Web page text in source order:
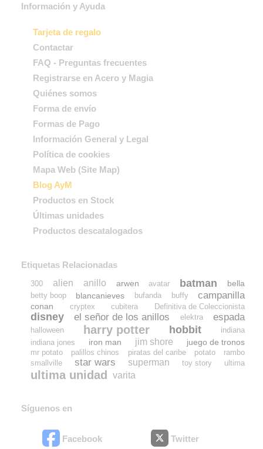
Información y Ayuda
Tarjeta de regalo
Contactar
FAQ - Preguntas frecuentes
Registrarse en Acero y Magia
Quiénes somos
Forma de envío
Formas de Pago
Información General y Legal
Política de cookies
Mapa Web (Site Map)
Blog AyM
Productos en Stock
Últimas unidades
Productos descatalogados
Etiquetas Relacionadas
300 alien anillo arwen avatar batman bella
betty boop blancanieves bufanda buffy campanilla
conan cryptex cubitera Definitiva de Coleccionista
disney el señor de los anillos elektra espada
halloween harry potter hobbit
indiana
indiana jones
iron man jim shore juego de tronos
mr potato palillos chinos piratas del caribe potato
rambo
smallville
star wars superman toy story ultima
ultima unidad varita
Síguenos en
Facebook Twitter